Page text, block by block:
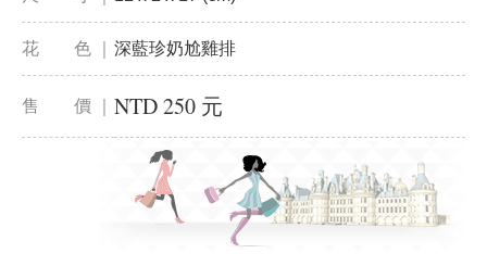
花 色 ｜ 深藍珍奶尬雞排
售 價 ｜ NTD 250 元